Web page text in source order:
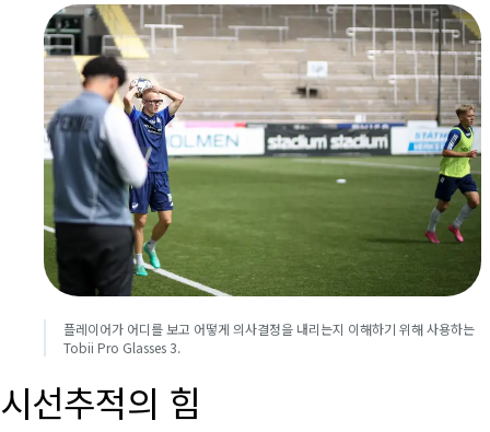
플레이어가 어디를 보고 어떻게 의사결정을 내리는지 이해하기 위해 사용하는
Tobii Pro Glasses 3.
시선추적의 힘